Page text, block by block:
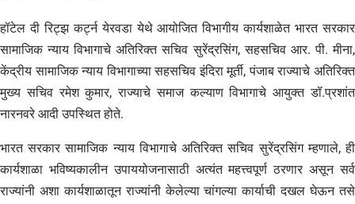
हॉटेल दी रिट्झ कर्ट्न येरवडा येथे आयोजित विभागीय कार्यशाळेत भारत सरकार
सामाजिक न्याय विभागाचे अतिरिक्त सचिव सुरेंद्रसिंग, सहसचिव आर. पी. मीना,
केंद्रीय सामाजिक न्याय विभागाच्या सहसचिव इंदिरा मूर्ती, पंजाब राज्याचे अतिरिक्त
मुख्य सचिव रमेश कुमार, राज्याचे समाज कल्याण विभागाचे आयुक्त डॉ.प्रशांत
नारनवरे आदी उपस्थित होते.
भारत सरकार सामाजिक न्याय विभागाचे अतिरिक्त सचिव सुरेंद्रसिंग म्हणाले, ही
कार्यशाळा भविष्यकालीन उपाययोजनासाठी अत्यंत महत्त्वपूर्ण ठरणार असून सर्व
राज्यांनी अशा कार्यशाळातून राज्यांनी केलेल्या चांगल्या कार्याची दखल घेऊन तसे